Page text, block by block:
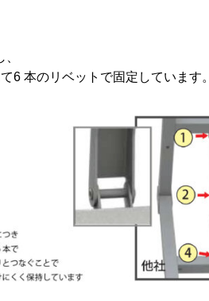
6 本のリベットで固定しています。